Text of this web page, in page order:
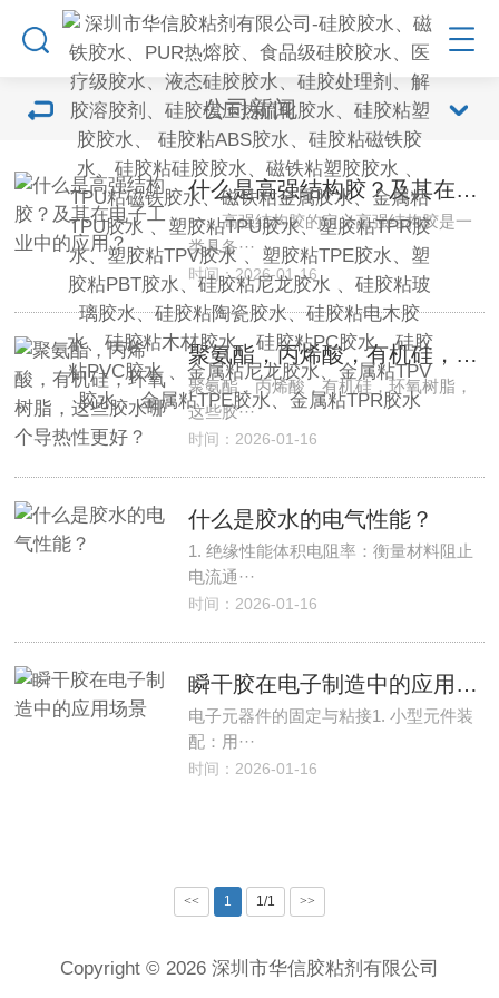
公司新闻
什么是高强结构胶？及其在电子工业中的应用？
一、高强结构胶的定义高强结构胶是一
类具备···
时间：2026-01-16
聚氨酯，丙烯酸，有机硅，环氧树脂，这些胶水哪个导热性更好？
聚氨酯，丙烯酸，有机硅，环氧树脂，
这些胶···
时间：2026-01-16
什么是胶水的电气性能？
1. 绝缘性能体积电阻率：衡量材料阻止
电流通···
时间：2026-01-16
瞬干胶在电子制造中的应用场景
电子元器件的固定与粘接1. 小型元件装
配：用···
时间：2026-01-16
<< 1 1/1 >>
Copyright © 2026 深圳市华信胶粘剂有限公司